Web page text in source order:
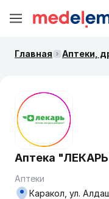
Главная Аптеки,
Аптека
Аптеки
Каракол, ​ул.